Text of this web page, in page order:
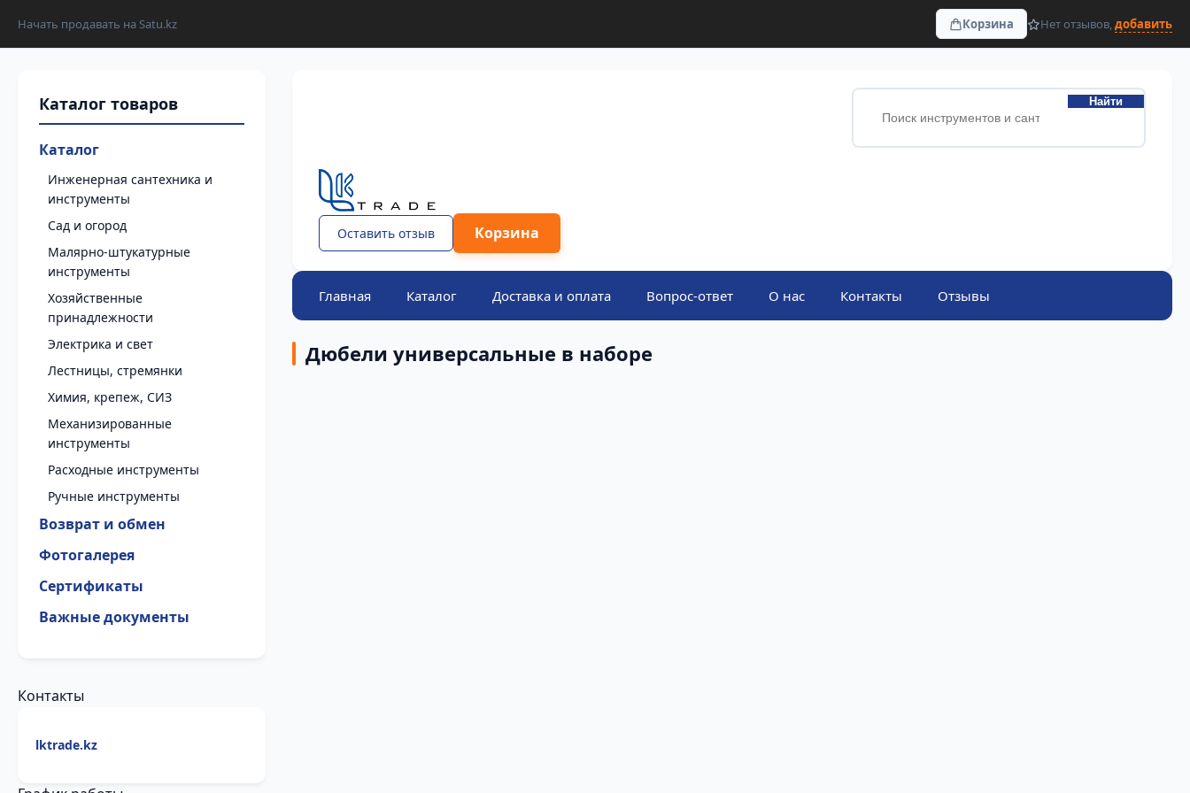
Начать продавать на Satu.kz Корзина Нет отзывов,добавить
Каталог
Инженерная сантехника и
инструменты
Сад и огород
Малярно-штукатурные
инструменты
Хозяйственные
принадлежности
Электрика и свет
Лестницы, стремянки
Химия, крепеж, СИЗ
Механизированные
инструменты
Расходные инструменты
Ручные инструменты
Возврат и обмен
Фотогалерея
Сертификаты
Важные документы
Найти
Оставить отзыв Корзина
Главная Каталог Доставка и оплата Вопрос-ответ О нас Контакты Отзывы
Дюбели универсальные в наборе
Контакты
lktrade.kz